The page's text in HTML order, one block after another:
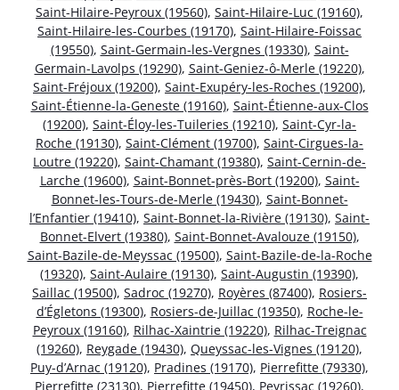
Saint-Hilaire-Peyroux (19560), Saint-Hilaire-Luc (19160),
Saint-Hilaire-les-Courbes (19170), Saint-Hilaire-Foissac
(19550), Saint-Germain-les-Vergnes (19330), Saint-
Germain-Lavolps (19290), Saint-Geniez-ô-Merle (19220),
Saint-Fréjoux (19200), Saint-Exupéry-les-Roches (19200),
Saint-Étienne-la-Geneste (19160), Saint-Étienne-aux-Clos
(19200), Saint-Éloy-les-Tuileries (19210), Saint-Cyr-la-
Roche (19130), Saint-Clément (19700), Saint-Cirgues-la-
Loutre (19220), Saint-Chamant (19380), Saint-Cernin-de-
Larche (19600), Saint-Bonnet-près-Bort (19200), Saint-
Bonnet-les-Tours-de-Merle (19430), Saint-Bonnet-
l’Enfantier (19410), Saint-Bonnet-la-Rivière (19130), Saint-
Bonnet-Elvert (19380), Saint-Bonnet-Avalouze (19150),
Saint-Bazile-de-Meyssac (19500), Saint-Bazile-de-la-Roche
(19320), Saint-Aulaire (19130), Saint-Augustin (19390),
Saillac (19500), Sadroc (19270), Royères (87400), Rosiers-
d’Égletons (19300), Rosiers-de-Juillac (19350), Roche-le-
Peyroux (19160), Rilhac-Xaintrie (19220), Rilhac-Treignac
(19260), Reygade (19430), Queyssac-les-Vignes (19120),
Puy-d’Arnac (19120), Pradines (19170), Pierrefitte (79330),
Pierrefitte (23130), Pierrefitte (19450), Peyrissac (19260),